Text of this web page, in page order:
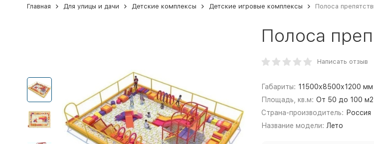
Главная Для улицы и дачи Детские комплексы Детские игровые комплексы Полоса
Полоса
Написать отзыв
Габариты: 11500х8500х1200 мм
Площадь, кв.м: От 50 до 100 м2
Страна-производитель: Россия
Название модели: Лето